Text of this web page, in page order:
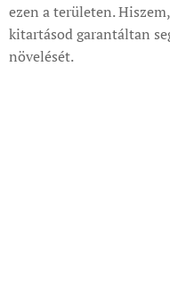
ezen a területen.
kitartásod garantáltan
növelését.